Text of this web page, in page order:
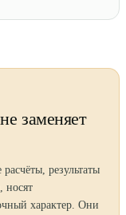
заменяет
расчёты, результаты
носят
характер. Они